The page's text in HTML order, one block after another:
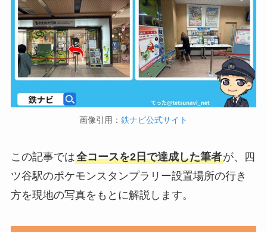
画像引用： 鉄ナビ公式サイト
この記事では全コースを2日で達成した筆者が、四
ツ谷駅のポケモンスタンプラリー設置場所の行き
方を現地の写真をもとに解説します。